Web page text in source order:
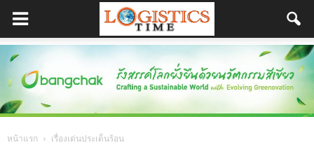
หน้าแรก เรื่องเด่นประเด็นร้อน